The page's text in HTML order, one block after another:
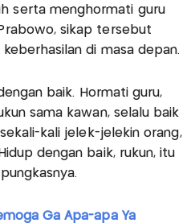
serta menghormati guru
sikap tersebut
di masa depan.
baik. Hormati guru,
sama kawan, selalu baik
kali jelek-jelekin orang,
dengan baik, rukun, itu
Ga Apa-apa Ya